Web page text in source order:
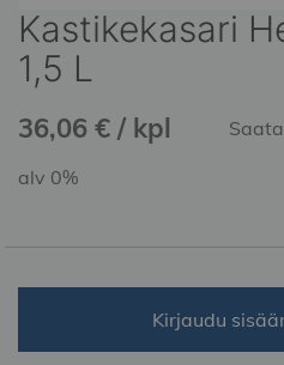
Kastikekasari
1,5 L
36,06 € / kpl
alv 0%
Kirjaudu
Skip
to
the
of
images